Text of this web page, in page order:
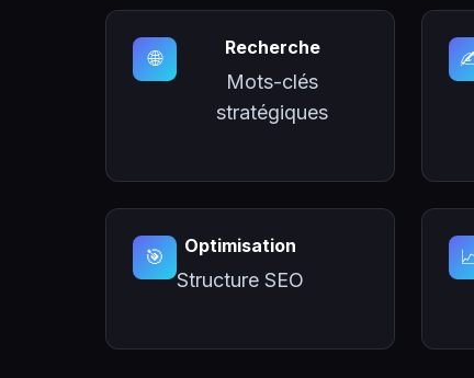
🌐 Recherche
Mots-clés
stratégiques
🎯 Optimisation
Structure SEO